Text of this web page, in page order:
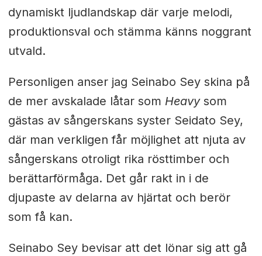
dynamiskt ljudlandskap där varje melodi,
produktionsval och stämma känns noggrant
utvald.
Personligen anser jag Seinabo Sey skina på
de mer avskalade låtar som Heavy som
gästas av sångerskans syster Seidato Sey,
där man verkligen får möjlighet att njuta av
sångerskans otroligt rika rösttimber och
berättarförmåga. Det går rakt in i de
djupaste av delarna av hjärtat och berör
som få kan.
Seinabo Sey bevisar att det lönar sig att gå